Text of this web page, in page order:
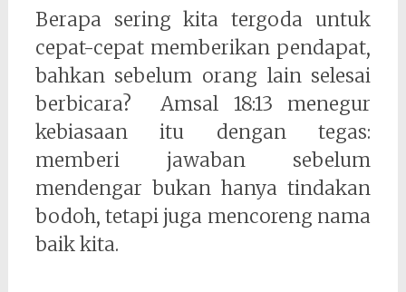
Berapa sering kita tergoda untuk
cepat-cepat memberikan pendapat,
bahkan sebelum orang lain selesai
berbicara? Amsal 18:13 menegur
kebiasaan itu dengan tegas:
memberi jawaban sebelum
mendengar bukan hanya tindakan
bodoh, tetapi juga mencoreng nama
baik kita.